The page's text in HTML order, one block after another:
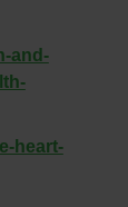
and-
heart-